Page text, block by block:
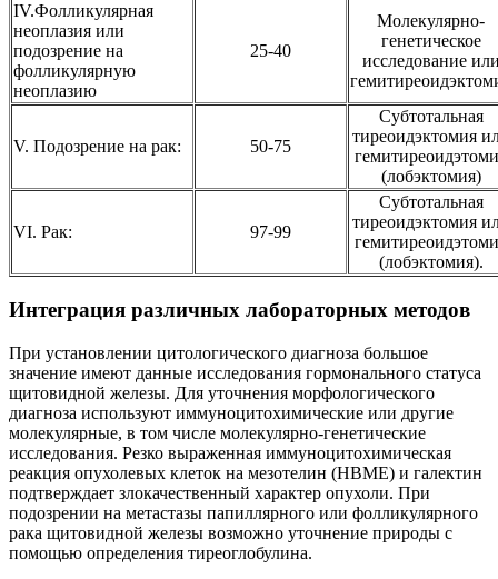
IV.Фолликулярная
неоплазия или
подозрение на
фолликулярную
неоплазию
25-40
Молекулярно-
генетическое
исследование
V. Подозрение на рак: 50-75
Субтотальная
тиреоидэктомия
(лобэктомия)
VI. Рак: 97-99
Субтотальная
тиреоидэктомия
(лобэктомия).
Интеграция различных лабораторных методов
При установлении цитологического диагноза большое
значение имеют данные исследования гормонального статуса
щитовидной железы. Для уточнения морфологического
диагноза используют иммуноцитохимические или другие
молекулярные, в том числе молекулярно-генетические
исследования. Резко выраженная иммуноцитохимическая
реакция опухолевых клеток на мезотелин (HBME) и галектин
подтверждает злокачественный характер опухоли. При
подозрении на метастазы папиллярного или фолликулярного
рака щитовидной железы возможно уточнение природы с
помощью определения тиреоглобулина.